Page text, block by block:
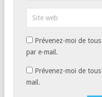
Prévenez-moi de
par e-mail.
Prévenez-moi de
mail.